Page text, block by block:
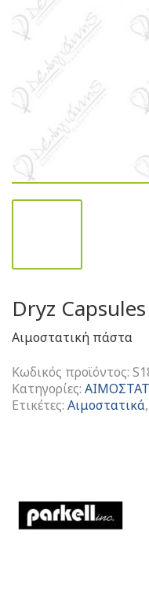
Dryz Capsules
Αιμοστατική πάστα
Κωδικός προϊόντος:
Κατηγορίες:
Ετικέτες: Αιμοστατικά,